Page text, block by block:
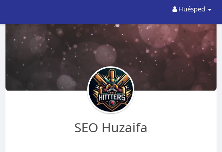
Huésped
SEO Huzaifa